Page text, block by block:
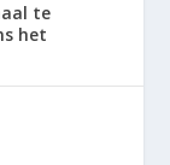
te
het